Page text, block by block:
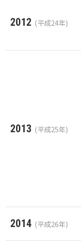
2012 (平成24年)
2013 (平成25年)
2014 (平成26年)